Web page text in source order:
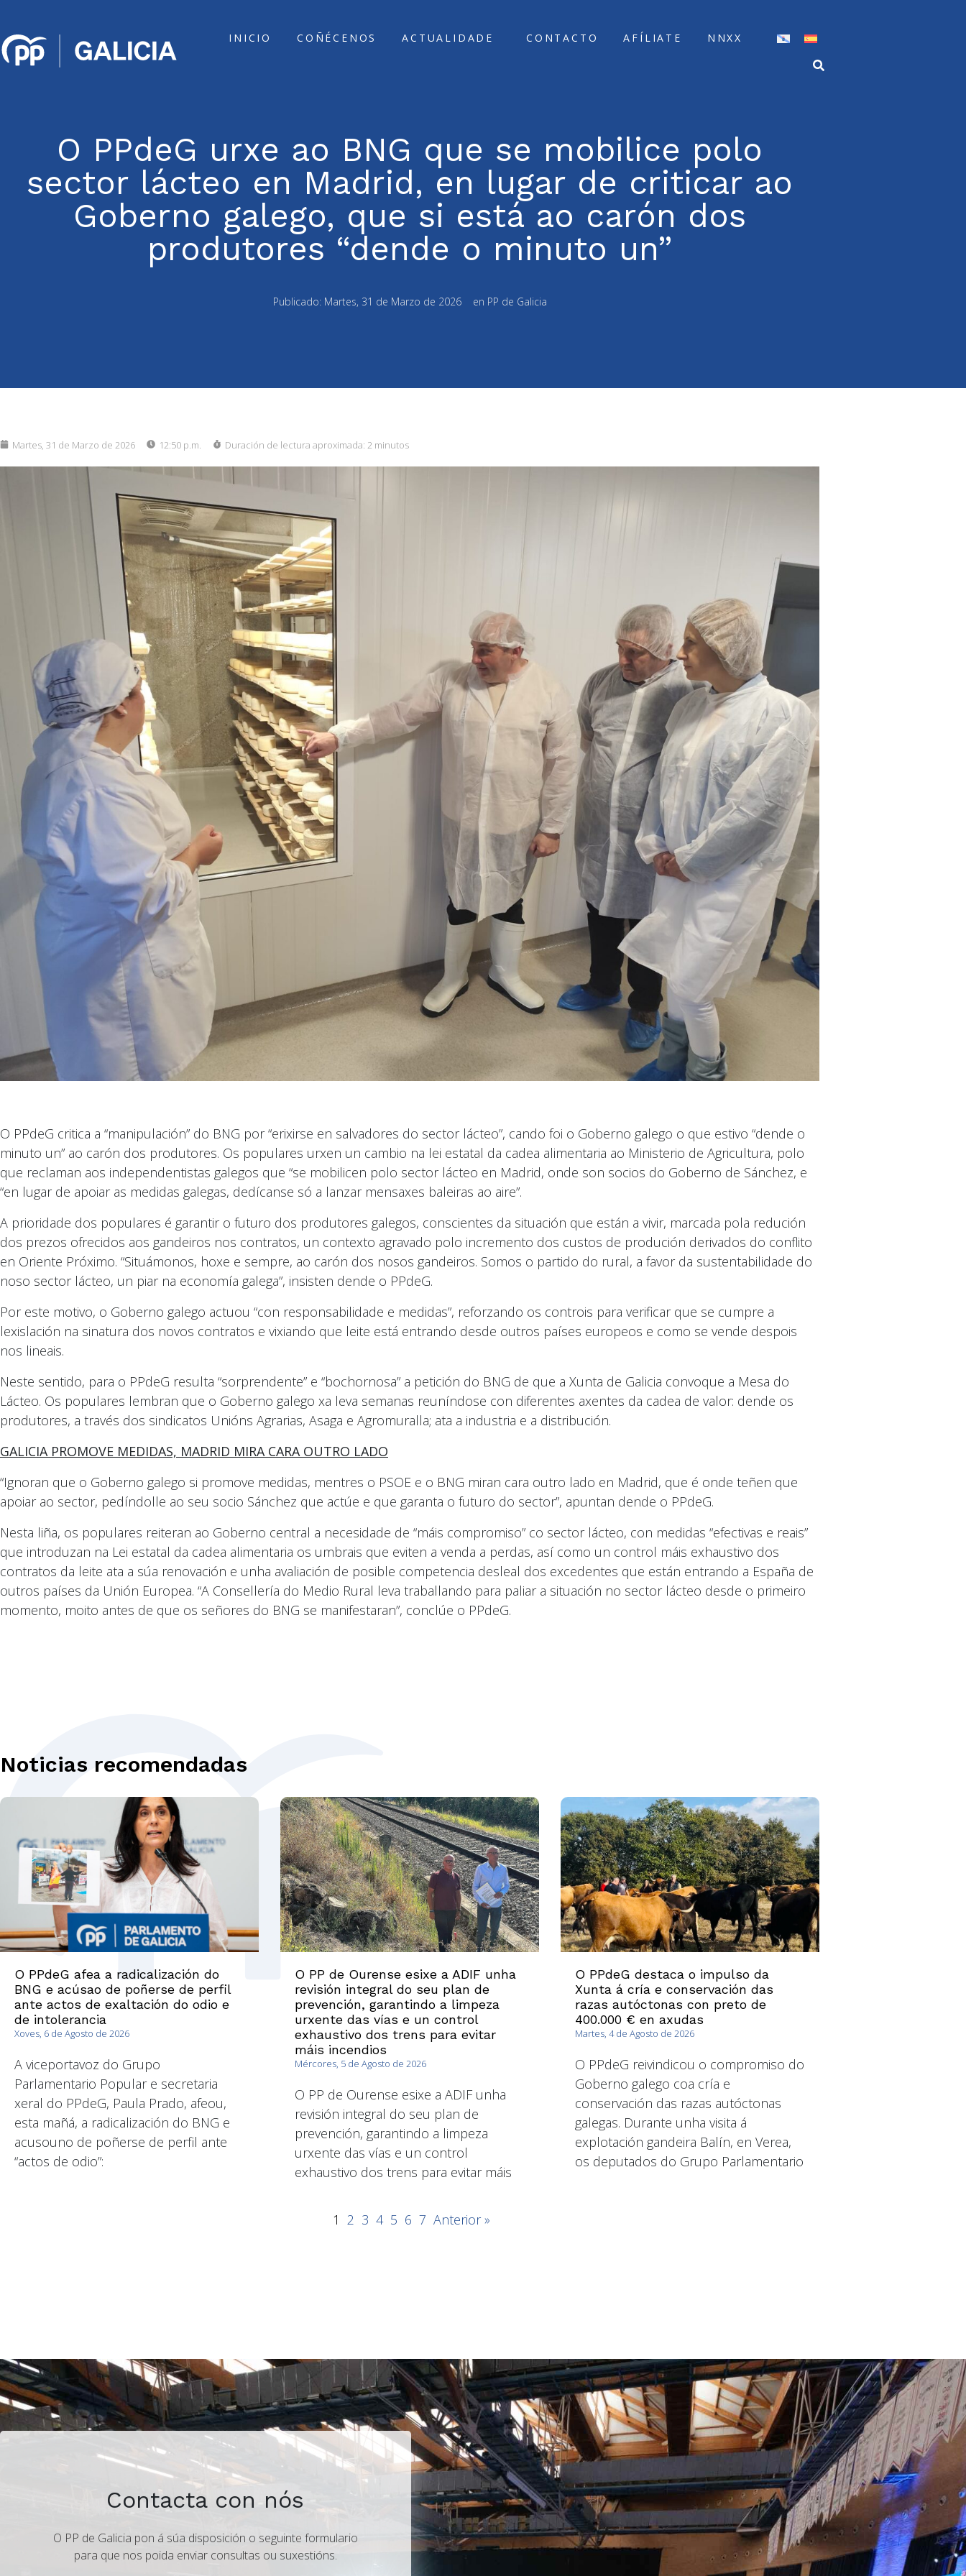
INICIO COÑÉCENOS ACTUALIDADE CONTACTO AFÍLIATE NNXX
O PPdeG urxe ao BNG que se mobilice polo
sector lácteo en Madrid, en lugar de criticar ao
Goberno galego, que si está ao carón dos
produtores “dende o minuto un”
Publicado: Martes, 31 de Marzo de 2026 en PP de Galicia
Martes, 31 de Marzo de 2026 12:50 p.m. Duración de lectura aproximada: 2 minutos
O PPdeG critica a “manipulación” do BNG por “erixirse en salvadores do sector lácteo”, cando foi o Goberno galego o que estivo “dende o
minuto un” ao carón dos produtores. Os populares urxen un cambio na lei estatal da cadea alimentaria ao Ministerio de Agricultura, polo
que reclaman aos independentistas galegos que “se mobilicen polo sector lácteo en Madrid, onde son socios do Goberno de Sánchez, e
“en lugar de apoiar as medidas galegas, dedícanse só a lanzar mensaxes baleiras ao aire”.
A prioridade dos populares é garantir o futuro dos produtores galegos, conscientes da situación que están a vivir, marcada pola redución
dos prezos ofrecidos aos gandeiros nos contratos, un contexto agravado polo incremento dos custos de produción derivados do conflito
en Oriente Próximo. “Situámonos, hoxe e sempre, ao carón dos nosos gandeiros. Somos o partido do rural, a favor da sustentabilidade do
noso sector lácteo, un piar na economía galega”, insisten dende o PPdeG.
Por este motivo, o Goberno galego actuou “con responsabilidade e medidas”, reforzando os controis para verificar que se cumpre a
lexislación na sinatura dos novos contratos e vixiando que leite está entrando desde outros países europeos e como se vende despois
nos lineais.
Neste sentido, para o PPdeG resulta “sorprendente” e “bochornosa” a petición do BNG de que a Xunta de Galicia convoque a Mesa do
Lácteo. Os populares lembran que o Goberno galego xa leva semanas reuníndose con diferentes axentes da cadea de valor: dende os
produtores, a través dos sindicatos Unións Agrarias, Asaga e Agromuralla; ata a industria e a distribución.
GALICIA PROMOVE MEDIDAS, MADRID MIRA CARA OUTRO LADO
“Ignoran que o Goberno galego si promove medidas, mentres o PSOE e o BNG miran cara outro lado en Madrid, que é onde teñen que
apoiar ao sector, pedíndolle ao seu socio Sánchez que actúe e que garanta o futuro do sector”, apuntan dende o PPdeG.
Nesta liña, os populares reiteran ao Goberno central a necesidade de “máis compromiso” co sector lácteo, con medidas “efectivas e reais”
que introduzan na Lei estatal da cadea alimentaria os umbrais que eviten a venda a perdas, así como un control máis exhaustivo dos
contratos da leite ata a súa renovación e unha avaliación de posible competencia desleal dos excedentes que están entrando a España de
outros países da Unión Europea. “A Consellería do Medio Rural leva traballando para paliar a situación no sector lácteo desde o primeiro
momento, moito antes de que os señores do BNG se manifestaran”, conclúe o PPdeG.
Noticias recomendadas
O PPdeG afea a radicalización do
BNG e acúsao de poñerse de perfil
ante actos de exaltación do odio e
de intolerancia
Xoves, 6 de Agosto de 2026
A viceportavoz do Grupo
Parlamentario Popular e secretaria
xeral do PPdeG, Paula Prado, afeou,
esta mañá, a radicalización do BNG e
acusouno de poñerse de perfil ante
“actos de odio”:
O PP de Ourense esixe a ADIF unha
revisión integral do seu plan de
prevención, garantindo a limpeza
urxente das vías e un control
exhaustivo dos trens para evitar
máis incendios
Mércores, 5 de Agosto de 2026
O PP de Ourense esixe a ADIF unha
revisión integral do seu plan de
prevención, garantindo a limpeza
urxente das vías e un control
exhaustivo dos trens para evitar máis
O PPdeG destaca o impulso da
Xunta á cría e conservación das
razas autóctonas con preto de
400.000 € en axudas
Martes, 4 de Agosto de 2026
O PPdeG reivindicou o compromiso do
Goberno galego coa cría e
conservación das razas autóctonas
galegas. Durante unha visita á
explotación gandeira Balín, en Verea,
os deputados do Grupo Parlamentario
1 2 3 4 5 6 7 Anterior »
Contacta con nós
O PP de Galicia pon á súa disposición o seguinte formulario
para que nos poida enviar consultas ou suxestións.